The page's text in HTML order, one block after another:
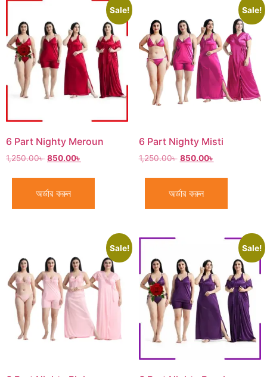
Sale!
6 Part Nighty Meroun
1,250.00৳ 850.00৳
অর্ডার করুন
Sale!
6 Part Nighty Misti
1,250.00৳ 850.00৳
অর্ডার করুন
Sale! Sale!